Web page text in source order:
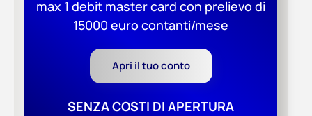
max 1 debit master card con prelievo di
15000 euro contanti/mese
Apri il tuo conto
SENZA COSTI DI APERTURA